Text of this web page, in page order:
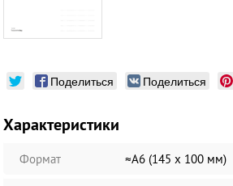
Поделиться Поделиться
Характеристики
Формат ≈А6 (145 х 100 мм)